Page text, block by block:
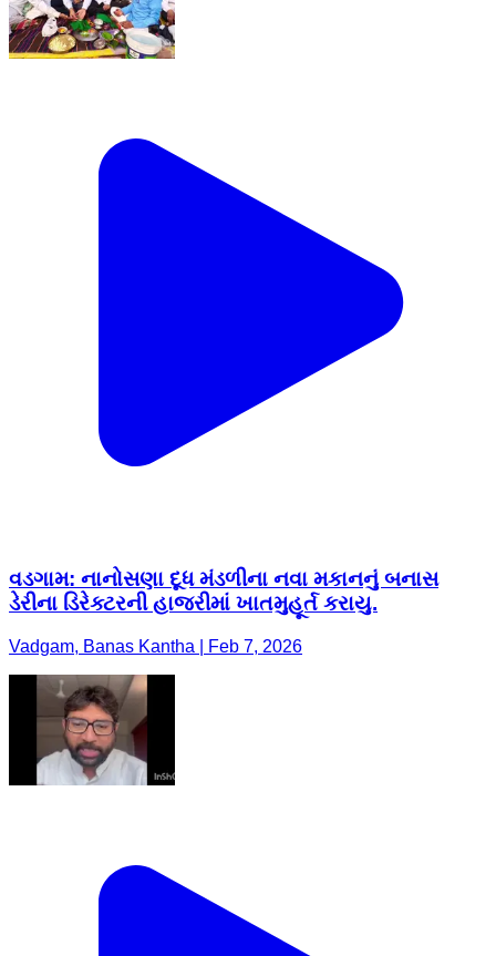
વડગામ: નાનોસણા દૂધ મંડળીના નવા મકાનનું બનાસ
ડેરીના ડિરેક્ટરની હાજરીમાં ખાતમુહૂર્ત કરાયુ.
Vadgam, Banas Kantha | Feb 7, 2026